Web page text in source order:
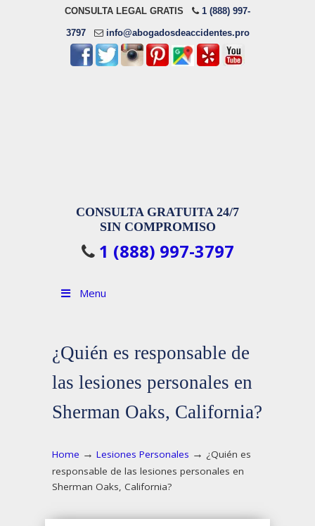
CONSULTA LEGAL GRATIS 1 (888) 997-
3797 info@abogadosdeaccidentes.pro
CONSULTA GRATUITA 24/7
SIN COMPROMISO
1 (888) 997-3797
Menu
¿Quién es responsable de
las lesiones personales en
Sherman Oaks, California?
Home → Lesiones Personales → ¿Quién es
responsable de las lesiones personales en
Sherman Oaks, California?